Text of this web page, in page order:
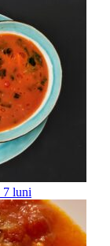
7 luni